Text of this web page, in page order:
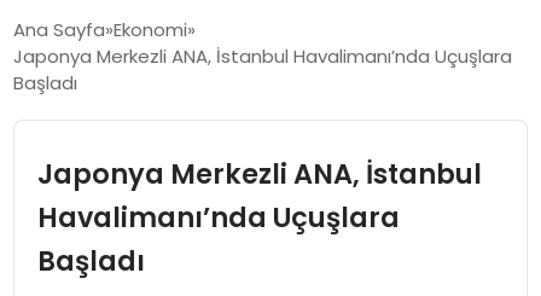
GUNCEL
SAĞLIK
SPOR
Ana Sayfa Ekonomi
Japonya Merkezli ANA, İstanbul Havalimanı’nda Uçuşlara
Başladı
Japonya Merkezli ANA, İstanbul
Havalimanı’nda Uçuşlara
Başladı